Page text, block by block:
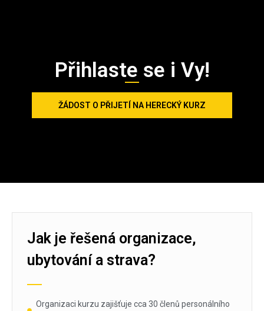
Přihlaste se i Vy!
ŽÁDOST O PŘIJETÍ NA HERECKÝ KURZ
Jak je řešená organizace,
ubytování a strava?
Organizaci kurzu zajišťuje cca 30 členů personálního